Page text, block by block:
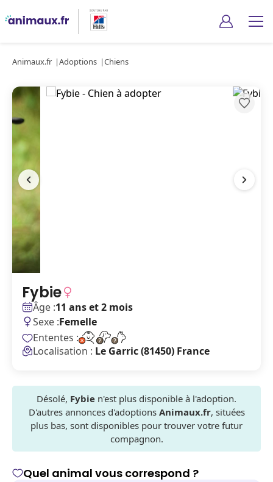
Animaux.fr Adoptions Chiens
Fybie
Âge :11 ans et 2 mois
Sexe :Femelle
Ententes :
Localisation : Le Garric (81450) France
Désolé, Fybie n'est plus disponible à l'adoption.
D'autres annonces d'adoptions Animaux.fr, situées
plus bas, sont disponibles pour trouver votre futur
compagnon.
Quel animal vous correspond ?